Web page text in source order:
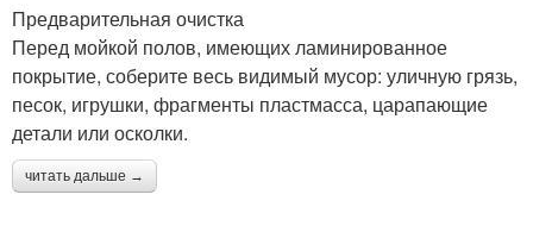
Предварительная очистка
Перед мойкой полов, имеющих ламинированное
покрытие, соберите весь видимый мусор: уличную грязь,
песок, игрушки, фрагменты пластмасса, царапающие
детали или осколки.
читать дальше →